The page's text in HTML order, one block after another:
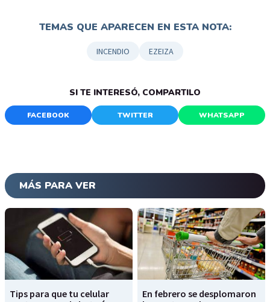
TEMAS QUE APARECEN EN ESTA NOTA:
INCENDIO EZEIZA
SI TE INTERESÓ, COMPARTILO
FACEBOOK TWITTER WHATSAPP
MÁS PARA VER
Tips para que tu celular
En febrero se desplomaron